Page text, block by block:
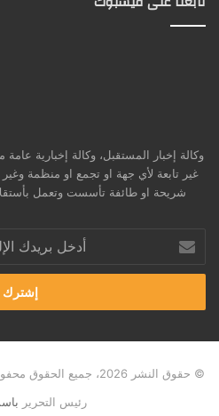
وكالة إخبار المستقبل، وكالة إخبارية
غير تابعة لأي جهة او تجمع او منظمة
شريحة او طائفة تأسست وتعمل
بريدك
الإلكتروني
© حقوق النشر 2026، جميع الحقوق محفوظة |
رئيس التحرير